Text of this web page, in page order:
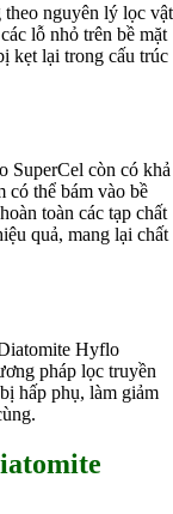
nguyên lý lọc vật
lỗ nhỏ trên bề mặt
kẹt lại trong cấu trúc
SuperCel còn có khả
có thể bám vào bề
toàn các tạp chất
quả, mang lại chất
Hyflo
pháp lọc truyền
hấp phụ, làm giảm